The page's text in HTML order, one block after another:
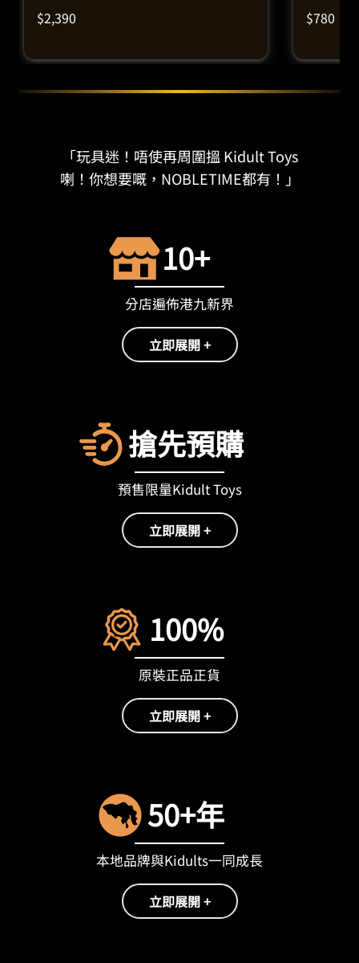
$2,390
$780
「玩具迷！唔使再周圍搵 Kidult Toys
喇！你想要嘅，NOBLETIME都有！」
10+
分店遍佈港九新界
立即展開 +
搶先預購
預售限量Kidult Toys
立即展開 +
100%
原裝正品正貨
立即展開 +
50+年
本地品牌與Kidults一同成長
立即展開 +